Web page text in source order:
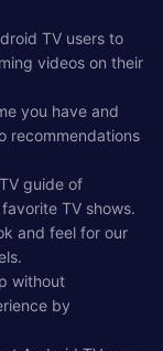
TV users to
videos on their
you have and
recommendations
guide of
TV shows.
and feel for our
without
by